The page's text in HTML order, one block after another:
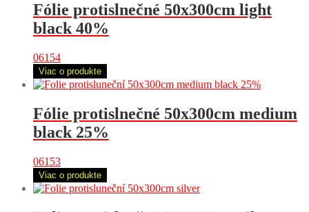
Fólie protislnečné 50x300cm light
black 40%
06154
Viac o produkte
Fólie protislnečné 50x300cm medium
black 25%
06153
Viac o produkte